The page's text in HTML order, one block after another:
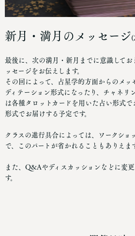
新月・満月のメッセージ
最後に、次の満月・新月までに意識してお
ッセージをお伝えします。
その回によって、占星学的方面からのメッ
ディテーション形式になったり、チャネリ
は各種タロットカードを用いた占い形式で
形式でお届けする予定です。
クラスの進行具合によっては、ワークショ
で、このパートが省かれることもありえます
また、Q&Aやディスカッションなどに変
す。